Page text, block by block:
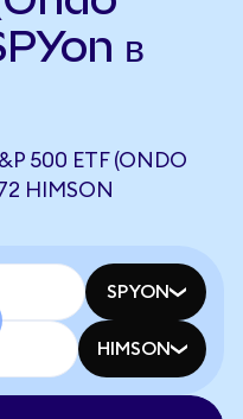
в
500 ETF (ONDO
HIMSON
SPYON
HIMSON